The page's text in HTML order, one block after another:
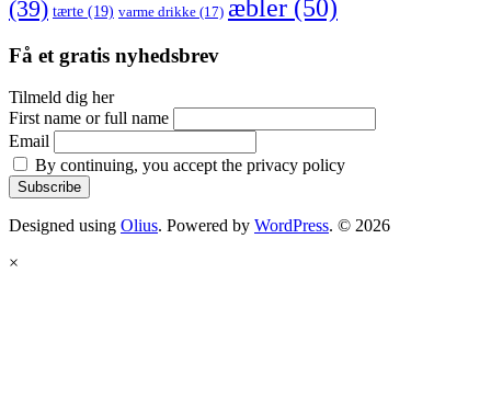
(39) tærte (19) varme drikke (17) æbler (50)
Få et gratis nyhedsbrev
Tilmeld dig her
First name or full name
Email
By continuing, you accept the privacy policy
Designed using Olius. Powered by WordPress. © 2026
×